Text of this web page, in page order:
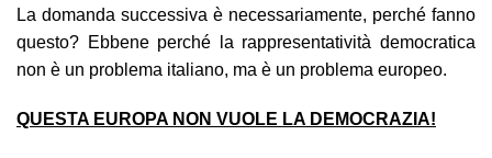
La domanda successiva è necessariamente, perché fanno
questo? Ebbene perché la rappresentatività democratica
non è un problema italiano, ma è un problema europeo.
QUESTA EUROPA NON VUOLE LA DEMOCRAZIA!